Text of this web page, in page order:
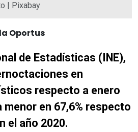
| Pixabay
Oportus
de Estadísticas (INE),
en
respecto a enero
menor en 67,6% respecto
el año 2020.